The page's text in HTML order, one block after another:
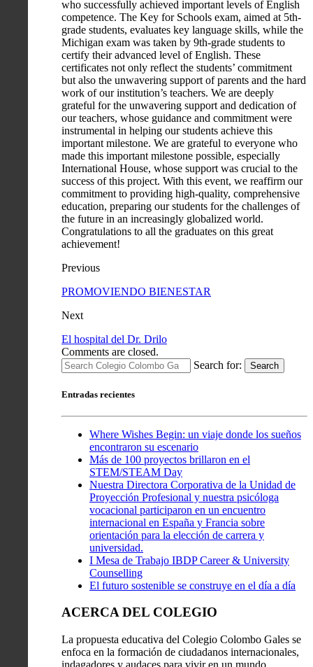
who successfully achieved important levels of English
competence. The Key for Schools exam, aimed at 5th-
grade students, evaluates key language skills, while the
Michigan exam was taken by 9th-grade students to
certify their advanced level of English. These
certificates not only reflect the students’ commitment
but also the unwavering support of parents and the hard
work of our institution’s teachers. We are deeply
grateful for the unwavering support and dedication of
our teachers, whose guidance and commitment were
instrumental in helping our students achieve this
important milestone. We are grateful to everyone who
made this important milestone possible, especially
International House, whose support was crucial to the
success of this project. With this event, we reaffirm our
commitment to providing high-quality, comprehensive
education, preparing our students for the challenges of
the future in an increasingly globalized world.
Congratulations to all the graduates on this great
achievement!
Previous
PROMOVIENDO BIENESTAR
Next
El hospital del Dr. Drilo
Comments are closed.
Search for:
Search
Entradas recientes
Where Wishes Begin: un viaje donde los sueños
encontraron su escenario
Más de 100 proyectos brillaron en el
STEM/STEAM Day
Nuestra Directora Corporativa de la Unidad de
Proyección Profesional y nuestra psicóloga
vocacional participaron en un encuentro
internacional en España y Francia sobre
orientación para la elección de carrera y
universidad.
I Mesa de Trabajo IBDP Career & University
Counselling
El futuro sostenible se construye en el día a día
ACERCA DEL COLEGIO
La propuesta educativa del Colegio Colombo Gales se
enfoca en la formación de ciudadanos internacionales,